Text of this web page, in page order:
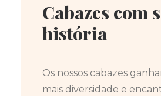
Cabazes com
história
Os nossos cabazes
mais diversidade e